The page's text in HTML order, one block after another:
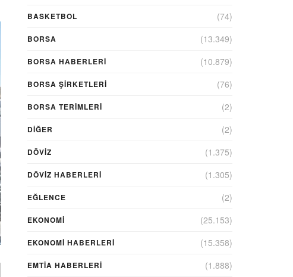
BASKETBOL (74)
BORSA (13.349)
BORSA HABERLERI (10.879)
BORSA ŞIRKETLERI (76)
BORSA TERIMLERI (2)
DIĞER (2)
DÖVİZ (1.375)
DÖVIZ HABERLERI (1.305)
EĞLENCE (2)
EKONOMİ (25.153)
EKONOMI HABERLERI (15.358)
EMTIA HABERLERI (1.888)